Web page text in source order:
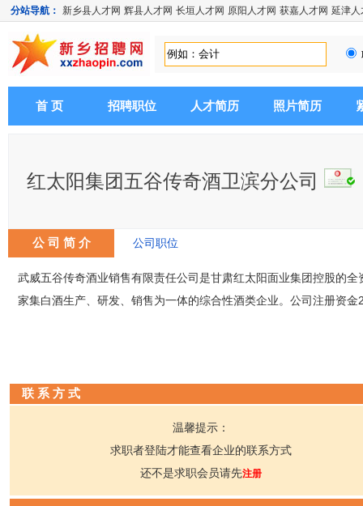
分站导航： 新乡县人才网 辉县人才网 长垣人才网 原阳人才网 获嘉人才网 延津人
首 页 招聘职位 人才简历 照片简历
红太阳集团五谷传奇酒卫滨分公司
公 司 简 介 公司职位
武威五谷传奇酒业销售有限责任公司是甘肃红太阳面业集团控股的
家集白酒生产、研发、销售为一体的综合性酒类企业。公司注册资
联 系 方 式
温馨提示：
求职者登陆才能查看企业的联系方式
还不是求职会员请先注册